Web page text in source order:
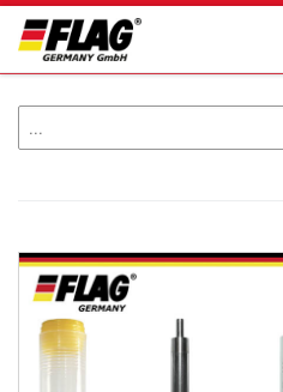
Zum Inhalt springen